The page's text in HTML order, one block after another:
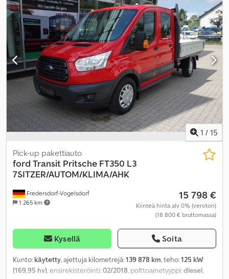
1 / 15
Fredersdorf-Vogelsdorf
1 265 km
Pick-up pakettiauto
ford Transit Pritsche FT350 L3
7SITZER/AUTOM/KLIMA/AHK
15 798 €
Kiinteä hinta alv 0% (veroton)
(18 800 € bruttomassa)
Kysellä Soita
Kunto: käytetty, ajettuja kilometrejä:139 878 km, teho:125 kW
(169,95 hv), ensirekisteröinti:02/2018, polttoainetyyppi:diesel,